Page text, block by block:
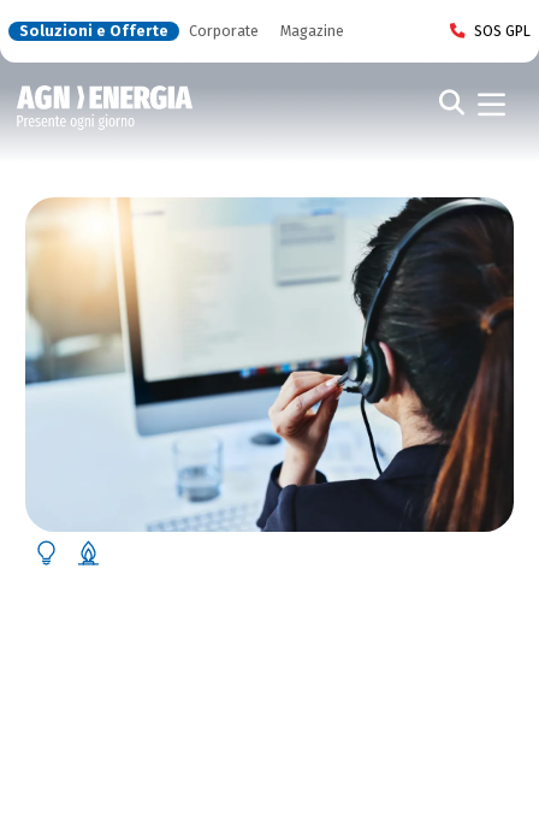
Soluzioni e Offerte Corporate Magazine SOS GPL